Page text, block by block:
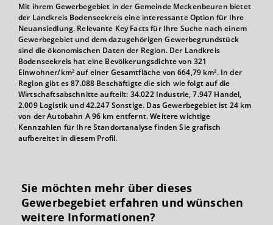
Mit ihrem Gewerbegebiet in der Gemeinde Meckenbeuren bietet
der Landkreis Bodenseekreis eine interessante Option für Ihre
Neuansiedlung. Relevante Key Facts für Ihre Suche nach einem
Gewerbegebiet und dem dazugehörigen Gewerbegrundstück
sind die ökonomischen Daten der Region. Der Landkreis
Bodenseekreis hat eine Bevölkerungsdichte von 321
Einwohner/km² auf einer Gesamtfläche von 664,79 km². In der
Region gibt es 87.088 Beschäftigte die sich wie folgt auf die
Wirtschaftsabschnitte aufteilt: 34.022 Industrie, 7.947 Handel,
2.009 Logistik und 42.247 Sonstige. Das Gewerbegebiet ist 24 km
von der Autobahn A 96 km entfernt. Weitere wichtige
Kennzahlen für Ihre Standortanalyse finden Sie grafisch
aufbereitet in diesem Profil.
Sie möchten mehr über dieses
Gewerbegebiet erfahren und wünschen
weitere Informationen?